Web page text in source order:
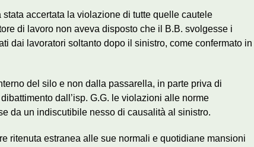
stata accertata la violazione di tutte quelle cautele
di lavoro non aveva disposto che il B.B. svolgesse i
dai lavoratori soltanto dopo il sinistro, come confermato in
del silo e non dalla passarella, in parte priva di
dall’isp. G.G. le violazioni alle norme
da un indiscutibile nesso di causalità al sinistro.
ritenuta estranea alle sue normali e quotidiane mansioni